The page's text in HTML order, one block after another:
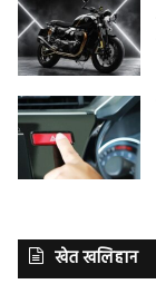
खेत खलिहान